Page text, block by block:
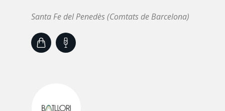
Santa Fe del Penedès (Comtats de Barcelona)